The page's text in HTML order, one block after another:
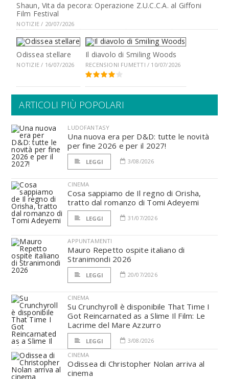
Shaun, Vita da pecora: Operazione Z.U.C.C.A. al Giffoni
Film Festival
NOTIZIE / 20/07/2026
Odissea stellare
NOTIZIE / 16/07/2026
Il diavolo di Smiling Woods
RECENSIONI FUMETTI / 10/07/2026
ARTICOLI PIÙ POPOLARI
LUDOFANTASY
Una nuova era per D&D: tutte le novità
per fine 2026 e per il 2027!
LEGGI 3/08/2026
CINEMA
Cosa sappiamo de Il regno di Orisha,
tratto dal romanzo di Tomi Adeyemi
LEGGI 31/07/2026
APPUNTAMENTI
Mauro Repetto ospite italiano di
Stranimondi 2026
LEGGI 20/07/2026
CINEMA
Su Crunchyroll è disponibile That Time I
Got Reincarnated as a Slime Il Film: Le
Lacrime del Mare Azzurro
LEGGI
3/08/2026
CINEMA
Odissea di Christopher Nolan arriva al
cinema